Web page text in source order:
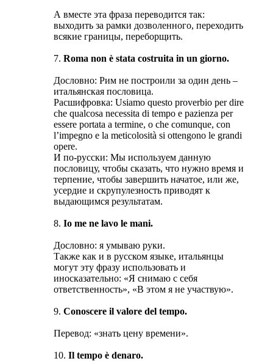
А вместе эта фраза переводится так:
выходить за рамки дозволенного, переходить
всякие границы, переборщить.
7. Roma non è stata costruita in un giorno.
Дословно: Рим не построили за один день –
итальянская пословица.
Расшифровка: Usiamo questo proverbio per dire
che qualcosa necessita di tempo e pazienza per
essere portata a termine, o che comunque, con
l’impegno e la meticolosità si ottengono le grandi
opere.
И по-русски: Мы используем данную
пословицу, чтобы сказать, что нужно время и
терпение, чтобы завершить начатое, или же,
усердие и скрупулезность приводят к
выдающимся результатам.
8. Io me ne lavo le mani.
Дословно: я умываю руки.
Также как и в русском языке, итальянцы
могут эту фразу использовать и
иносказательно: «Я снимаю с себя
ответственность», «В этом я не участвую».
9. Conoscere il valore del tempo.
Перевод: «знать цену времени».
10. Il tempo è denaro.